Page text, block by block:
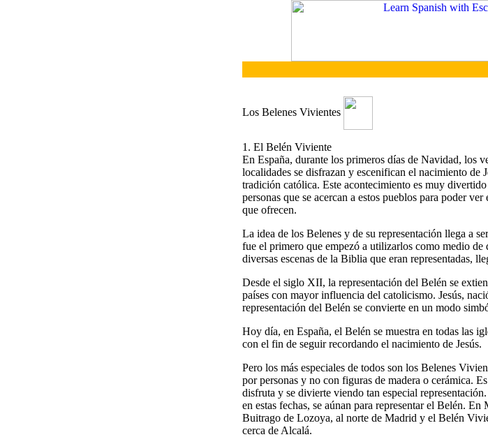
Los Belenes Vivientes
1. El Belén Viviente
En España, durante los primeros días de Navidad, los
localidades se disfrazan y escenifican el nacimiento de
tradición católica. Este acontecimiento es muy
personas que se acercan a estos pueblos para poder
que ofrecen.
La idea de los Belenes y de su representación llega a
fue el primero que empezó a utilizarlos como medio de
diversas escenas de la Biblia que eran representadas,
Desde el siglo XII, la representación del Belén se
países con mayor influencia del catolicismo. Jesús,
representación del Belén se convierte en un modo
Hoy día, en España, el Belén se muestra en todas las
con el fin de seguir recordando el nacimiento de Jesús.
Pero los más especiales de todos son los Belenes
por personas y no con figuras de madera o cerámica.
disfruta y se divierte viendo tan especial
en estas fechas, se aúnan para representar el Belén.
Buitrago de Lozoya, al norte de Madrid y el Belén
cerca de Alcalá.